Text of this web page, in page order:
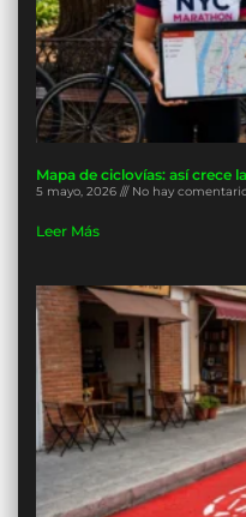
Mapa de ciclovías: así crece
5 mayo, 2026 No hay
Leer Más